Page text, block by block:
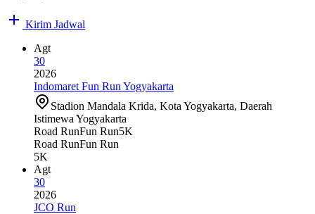
Kirim Jadwal
Agt
30
2026
Indomaret Fun Run Yogyakarta
Stadion Mandala Krida, Kota Yogyakarta, Daerah
Istimewa Yogyakarta
Road RunFun Run5K
Road RunFun Run
5K
Agt
30
2026
JCO Run